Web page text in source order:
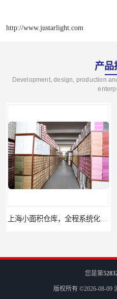
http://www.justarlight.com
产品
Development, design, production
您是第
版权所有 ©2026-08-09